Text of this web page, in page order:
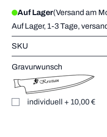
Auf Lager(Versand am
Auf Lager, 1-3 Tage,
SKU
Gravurwunsch
individuell + 10,00 €